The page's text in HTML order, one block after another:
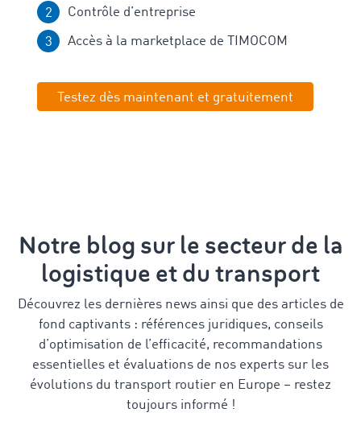
Contrôle d’entreprise
Accès à la marketplace de TIMOCOM
Testez dès maintenant et gratuitement
Notre blog sur le secteur de la
logistique et du transport
Découvrez les dernières news ainsi que des articles de
fond captivants : références juridiques, conseils
d’optimisation de l’efficacité, recommandations
essentielles et évaluations de nos experts sur les
évolutions du transport routier en Europe – restez
toujours informé !